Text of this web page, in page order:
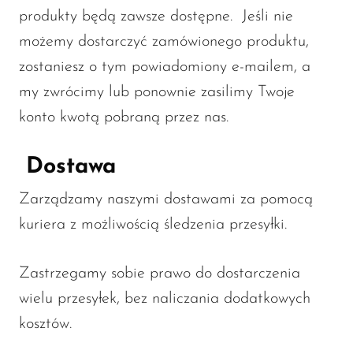
produkty będą zawsze dostępne. Jeśli nie
możemy dostarczyć zamówionego produktu,
zostaniesz o tym powiadomiony e-mailem, a
my zwrócimy lub ponownie zasilimy Twoje
konto kwotą pobraną przez nas.
Dostawa
Zarządzamy naszymi dostawami za pomocą
kuriera z możliwością śledzenia przesyłki.
Zastrzegamy sobie prawo do dostarczenia
wielu przesyłek, bez naliczania dodatkowych
kosztów.